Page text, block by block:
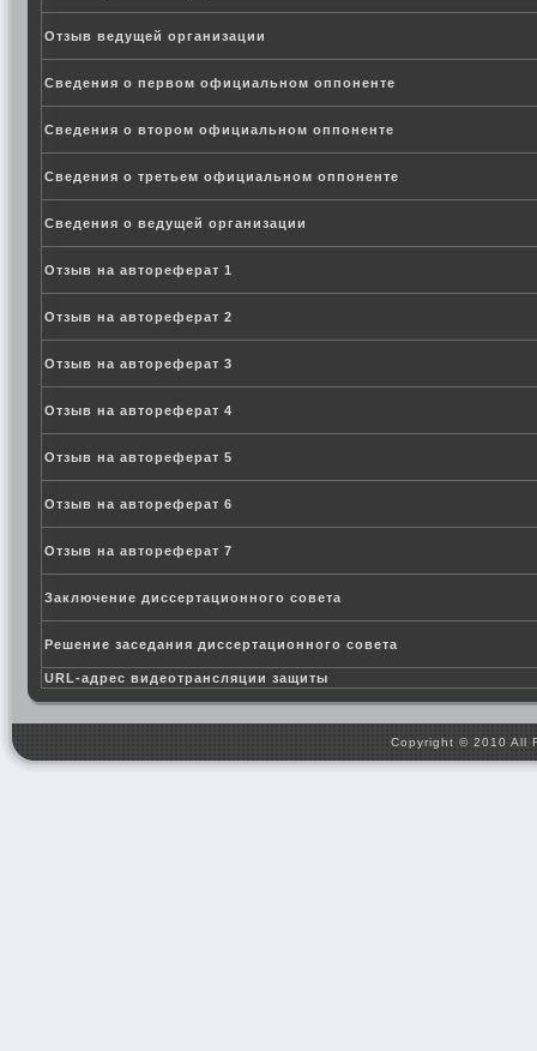
Отзыв ведущей организации
Сведения о первом официальном оппоненте
Сведения о втором официальном оппоненте
Сведения о третьем официальном оппоненте
Сведения о ведущей организации
Отзыв на автореферат 1
Отзыв на автореферат 2
Отзыв на автореферат 3
Отзыв на автореферат 4
Отзыв на автореферат 5
Отзыв на автореферат 6
Отзыв на автореферат 7
Заключение диссертационного совета
Решение заседания диссертационного совета
URL-адрес видеотрансляции защиты
Copyright © 2010 All